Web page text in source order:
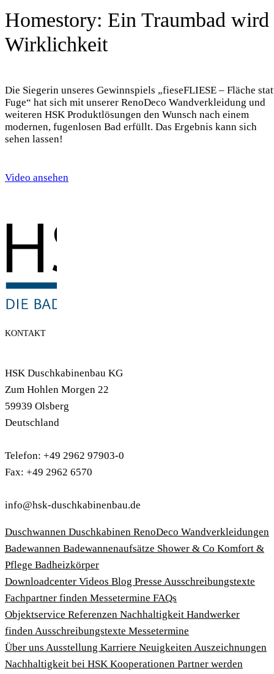
Homestory: Ein Traumbad wird
Wirklichkeit
Die Siegerin unseres Gewinnspiels „fieseFLIESE – Fläche
Fuge“ hat sich mit unserer RenoDeco Wandverkleidung und
weiteren HSK Produktlösungen den Wunsch nach einem
modernen, fugenlosen Bad erfüllt. Das Ergebnis kann sich
sehen lassen!
Video ansehen
KONTAKT
HSK Duschkabinenbau KG
Zum Hohlen Morgen 22
59939 Olsberg
Deutschland
Telefon: +49 2962 97903-0
Fax: +49 2962 6570
info@hsk-duschkabinenbau.de
Duschwannen Duschkabinen RenoDeco Wandverkleidungen
Badewannen Badewannenaufsätze Shower & Co Komfort &
Pflege Badheizkörper
Download­center Videos Blog Presse Ausschreibungstexte
Fachpartner finden Messetermine FAQs
Objektservice Referenzen Nachhaltigkeit Handwerker
findenAusschreibungstexte Messetermine
Über uns Ausstellung Karriere NeuigkeitenAuszeichnungen
Nachhaltigkeit bei HSK Kooperationen Partner werden